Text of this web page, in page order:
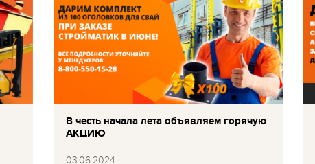
В честь начала лета объявляем горячую
АКЦИЮ
03.06.2024